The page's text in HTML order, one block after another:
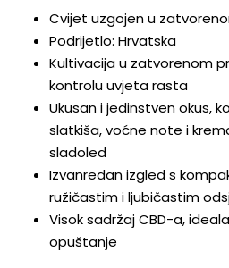
Cvijet uzgojen u
Podrijetlo: Hrvatska
Kultivacija u zatvorenom
kontrolu uvjeta rasta
Ukusan i jedinstven okus,
slatkiša, voćne note i
sladoled
Izvanredan izgled s
ružičastim i ljubičastim
Visok sadržaj CBD-a,
opuštanje